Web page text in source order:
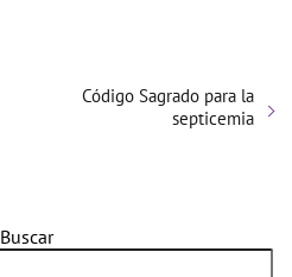
Código Sagrado para la
septicemia
Buscar